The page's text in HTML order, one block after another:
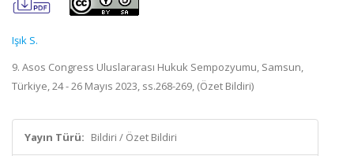
Işık S.
9. Asos Congress Uluslararası Hukuk Sempozyumu, Samsun,
Türkiye, 24 - 26 Mayıs 2023, ss.268-269, (Özet Bildiri)
Yayın Türü: Bildiri / Özet Bildiri